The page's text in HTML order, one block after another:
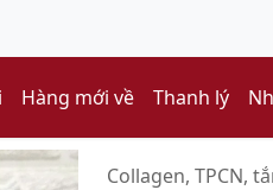
Hàng mới về Thanh lý
Collagen, TPCN,